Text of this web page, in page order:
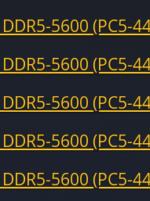
5600 (PC5-
5600 (PC5-
5600 (PC5-
5600 (PC5-
5600 (PC5-